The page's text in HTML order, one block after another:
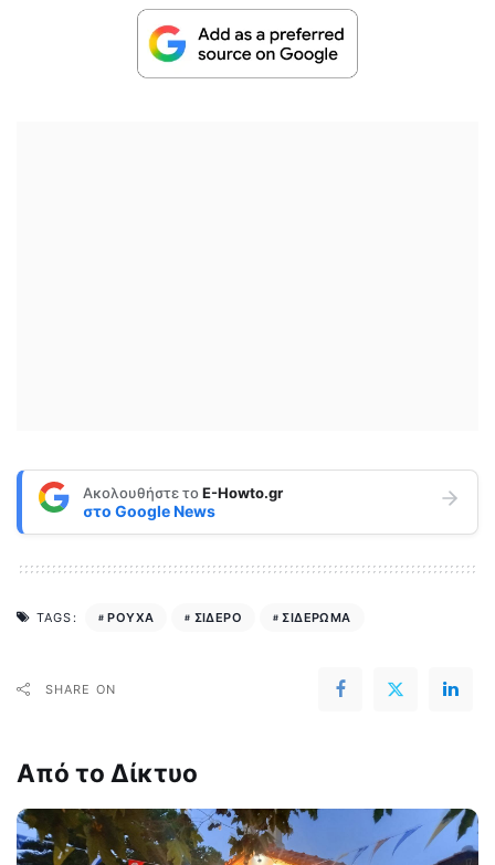
Ακολουθήστε τοE-Howto.gr
στο Google News
TAGS: ΡΟΥΧΑ ΣΙΔΕΡΟ ΣΙΔΕΡΩΜΑ
SHARE ON
Από το Δίκτυο